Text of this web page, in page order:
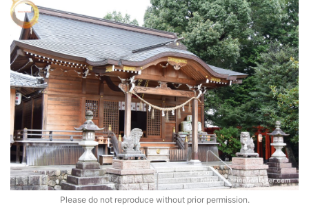
Please do not reproduce without prior permission.